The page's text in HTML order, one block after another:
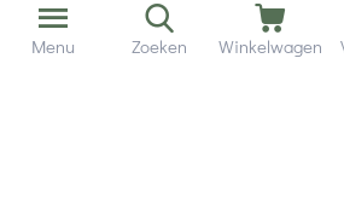
Menu Zoeken Winkelwagen